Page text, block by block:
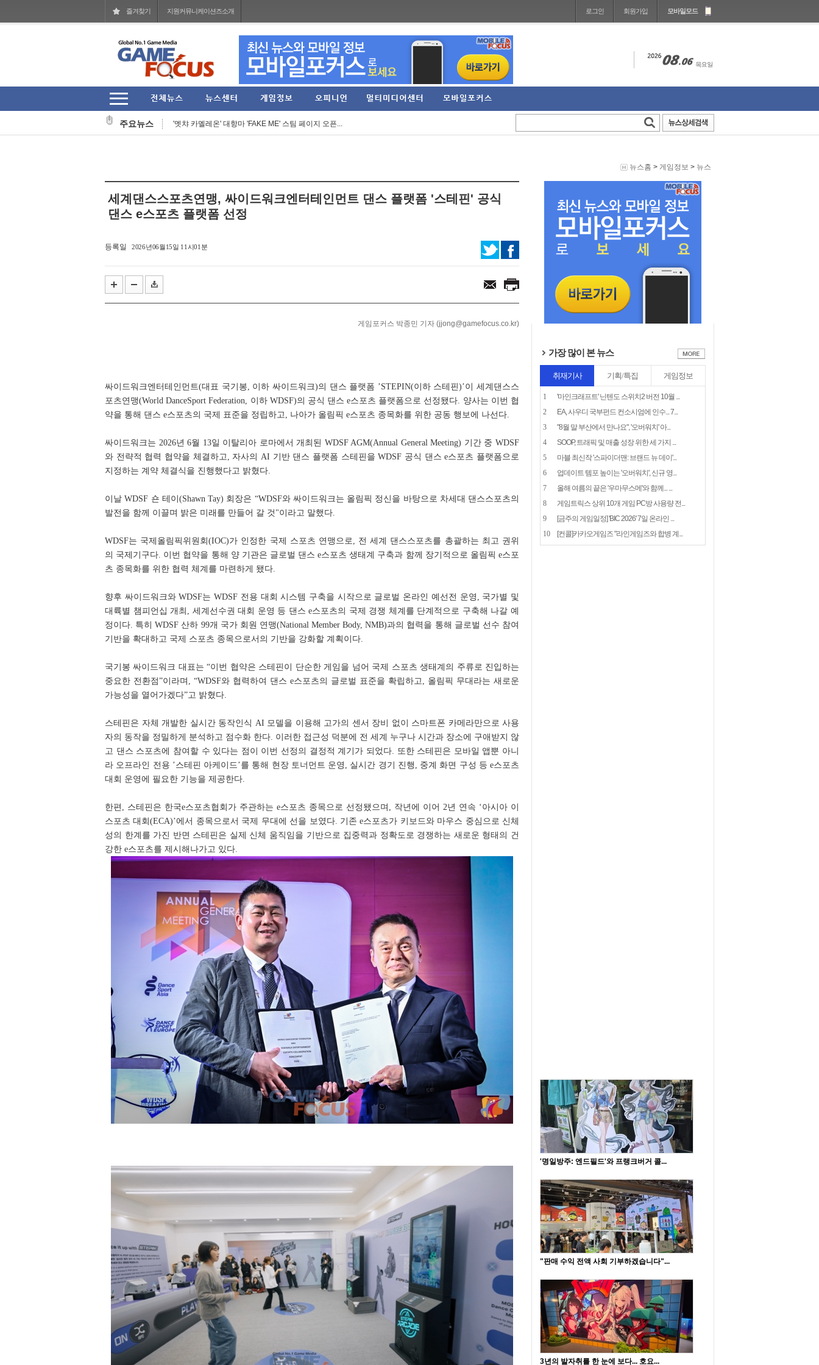
즐겨찾기 지원커뮤니케이션즈소개 로그인 회원가입 모바일모드
주요뉴스
작곡 보조에서 블리자드 음악의 기둥으로... 아담 버...
헥토파이낸셜 2026년 상반기 잠정 실적 발표… 역대 ...
'멧챠 카멜레온' 대항마 'FAKE ME' 스팀 페이지 오픈...
아크시스템웍스아시아, 판타지 RPG 'Riviera ~약속의 ...
코리아보드게임즈, '퍼스트 시그널' 등 신작 보드게임...
뉴스홈 > 게임정보 > 뉴스
세계댄스스포츠연맹, 싸이드워크엔터테인먼트 댄스 플랫폼 '스테핀' 공식
댄스 e스포츠 플랫폼 선정
등록일 2026년06월15일 11시01분
게임포커스 박종민 기자 (jjong@gamefocus.co.kr)
싸이드워크엔터테인먼트(대표 국기봉, 이하 싸이드워크)의 댄스 플랫폼 ’STEPIN(이하 스테핀)’이 세계댄스스
포츠연맹(World DanceSport Federation, 이하 WDSF)의 공식 댄스 e스포츠 플랫폼으로 선정됐다. 양사는 이번 협
약을 통해 댄스 e스포츠의 국제 표준을 정립하고, 나아가 올림픽 e스포츠 종목화를 위한 공동 행보에 나선다.
싸이드워크는 2026년 6월 13일 이탈리아 로마에서 개최된 WDSF AGM(Annual General Meeting) 기간 중 WDSF
와 전략적 협력 협약을 체결하고, 자사의 AI 기반 댄스 플랫폼 스테핀을 WDSF 공식 댄스 e스포츠 플랫폼으로
지정하는 계약 체결식을 진행했다고 밝혔다.
이날 WDSF 숀 테이(Shawn Tay) 회장은 “WDSF와 싸이드워크는 올림픽 정신을 바탕으로 차세대 댄스스포츠의
발전을 함께 이끌며 밝은 미래를 만들어 갈 것"이라고 말했다.
WDSF는 국제올림픽위원회(IOC)가 인정한 국제 스포츠 연맹으로, 전 세계 댄스스포츠를 총괄하는 최고 권위
의 국제기구다. 이번 협약을 통해 양 기관은 글로벌 댄스 e스포츠 생태계 구축과 함께 장기적으로 올림픽 e스포
츠 종목화를 위한 협력 체계를 마련하게 됐다.
향후 싸이드워크와 WDSF는 WDSF 전용 대회 시스템 구축을 시작으로 글로벌 온라인 예선전 운영, 국가별 및
대륙별 챔피언십 개최, 세계선수권 대회 운영 등 댄스 e스포츠의 국제 경쟁 체계를 단계적으로 구축해 나갈 예
정이다. 특히 WDSF 산하 99개 국가 회원 연맹(National Member Body, NMB)과의 협력을 통해 글로벌 선수 참여
기반을 확대하고 국제 스포츠 종목으로서의 기반을 강화할 계획이다.
국기봉 싸이드워크 대표는 “이번 협약은 스테핀이 단순한 게임을 넘어 국제 스포츠 생태계의 주류로 진입하는
중요한 전환점”이라며, “WDSF와 협력하여 댄스 e스포츠의 글로벌 표준을 확립하고, 올림픽 무대라는 새로운
가능성을 열어가겠다”고 밝혔다.
스테핀은 자체 개발한 실시간 동작인식 AI 모델을 이용해 고가의 센서 장비 없이 스마트폰 카메라만으로 사용
자의 동작을 정밀하게 분석하고 점수화 한다. 이러한 접근성 덕분에 전 세계 누구나 시간과 장소에 구애받지 않
고 댄스 스포츠에 참여할 수 있다는 점이 이번 선정의 결정적 계기가 되었다. 또한 스테핀은 모바일 앱뿐 아니
라 오프라인 전용 ’스테핀 아케이드’를 통해 현장 토너먼트 운영, 실시간 경기 진행, 중계 화면 구성 등 e스포츠
대회 운영에 필요한 기능을 제공한다.
한편, 스테핀은 한국e스포츠협회가 주관하는 e스포츠 종목으로 선정됐으며, 작년에 이어 2년 연속 ‘아시아 이
스포츠 대회(ECA)’에서 종목으로서 국제 무대에 선을 보였다. 기존 e스포츠가 키보드와 마우스 중심으로 신체
성의 한계를 가진 반면 스테핀은 실제 신체 움직임을 기반으로 집중력과 정확도로 경쟁하는 새로운 형태의 건
강한 e스포츠를 제시해나가고 있다.
가장 많이 본 뉴스
취재기사 기획/특집 게임정보
1
'마인크래프트' 닌텐도 스위치2 버전 10월 ...
2
EA, 사우디 국부펀드 컨소시엄에 인수... 7...
3
"8월 말 부산에서 만나요", '오버워치' 아...
4
SOOP, 트래픽 및 매출 성장 위한 세 가지 ...
5
마블 최신작 '스파이더맨: 브랜드 뉴 데이'...
6
업데이트 템포 높이는 '오버워치', 신규 영...
7
올해 여름의 끝은 '우마무스메'와 함께... ...
8
게임트릭스 상위 10개 게임 PC방 사용량 전...
9
[금주의 게임일정] 'BIC 2026' 7일 온라인 ...
10
[컨콜]카카오게임즈 "라인게임즈와 합병 계...
'명일방주: 엔드필드'와 프랭크버거 콜...
"판매 수익 전액 사회 기부하겠습니다"...
3년의 발자취를 한 눈에 보다... 호요...